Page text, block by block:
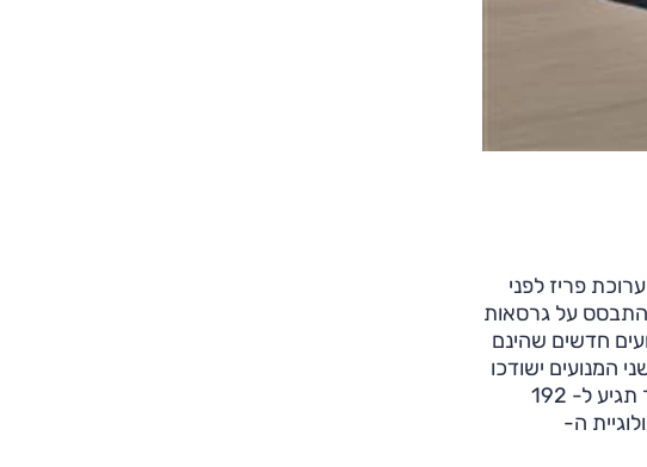
פריז לפני
על גרסאות
במנועים חדשים שהינם
המנועים ישודכו
לתיבת ה-DSG שלה 7 הילוכים. בזכות הירידה במשקל שופרו ביצועי שתי הגרסאות כאשר גרסת ה-1.2 ליטר תגיע ל- 192
תרשום 203 קמ"ש ו-9.3 שניות. טכנולוגיית ה-